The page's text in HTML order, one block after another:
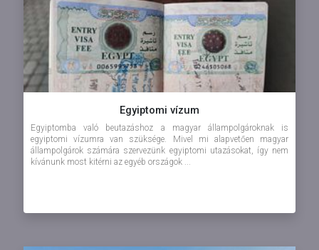
Egyiptomi vízum
Egyiptomba való beutazáshoz a magyar állampolgároknak is
egyiptomi vízumra van szüksége. Mivel mi alapvetően magyar
állampolgárok számára szervezünk egyiptomi utazásokat, így nem
kívánunk most kitérni az egyéb országok ...